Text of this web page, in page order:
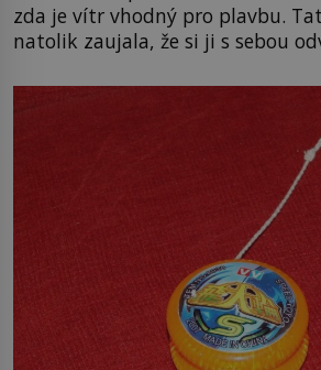
zda je vítr vhodný pro plavbu.
natolik zaujala, že si ji s sebou